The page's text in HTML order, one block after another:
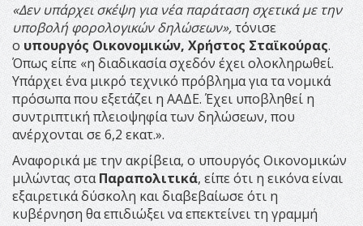
«Δεν υπάρχει σκέψη για νέα παράταση σχετικά με την
υποβολή φορολογικών δηλώσεων»,τόνισε
ο υπουργός Οικονομικών, Χρήστος Σταϊκούρας.
Όπως είπε «η διαδικασία σχεδόν έχει ολοκληρωθεί.
Υπάρχει ένα μικρό τεχνικό πρόβλημα για τα νομικά
πρόσωπα που εξετάζει η ΑΑΔΕ. Έχει υποβληθεί η
συντριπτική πλειοψηφία των δηλώσεων, που
ανέρχονται σε 6,2 εκατ.».
Αναφορικά με την ακρίβεια, ο υπουργός Οικονομικών
μιλώντας σταΠαραπολιτικά, είπε ότι η εικόνα είναι
εξαιρετικά δύσκολη και διαβεβαίωσε ότι η
κυβέρνηση θα επιδιώξει να επεκτείνει τη γραμμή